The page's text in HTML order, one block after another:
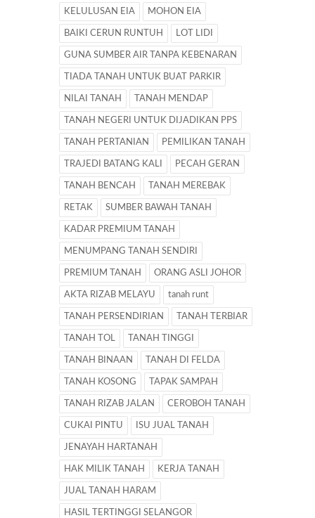
KELULUSAN EIA MOHON EIA
BAIKI CERUN RUNTUH LOT LIDI
GUNA SUMBER AIR TANPA KEBENARAN
TIADA TANAH UNTUK BUAT PARKIR
NILAI TANAH TANAH MENDAP
TANAH NEGERI UNTUK DIJADIKAN PPS
TANAH PERTANIAN PEMILIKAN TANAH
TRAJEDI BATANG KALI PECAH GERAN
TANAH BENCAH TANAH MEREBAK
RETAK SUMBER BAWAH TANAH
KADAR PREMIUM TANAH
MENUMPANG TANAH SENDIRI
PREMIUM TANAH ORANG ASLI JOHOR
AKTA RIZAB MELAYU tanah runt
TANAH PERSENDIRIAN TANAH TERBIAR
TANAH TOL TANAH TINGGI
TANAH BINAAN TANAH DI FELDA
TANAH KOSONG TAPAK SAMPAH
TANAH RIZAB JALAN CEROBOH TANAH
CUKAI PINTU ISU JUAL TANAH
JENAYAH HARTANAH
HAK MILIK TANAH KERJA TANAH
JUAL TANAH HARAM
HASIL TERTINGGI SELANGOR